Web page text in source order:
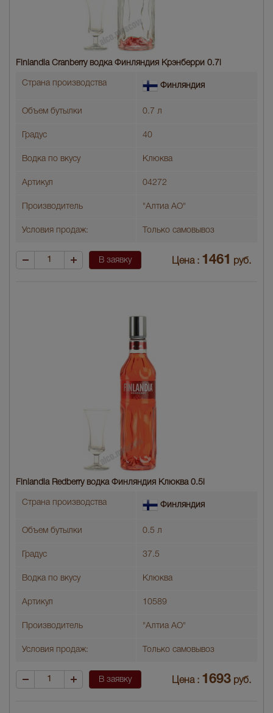
Finlandia Cranberry водка Финляндия Крэнберри 0.7l
Страна производства Финляндия
Объем бутылки 0.7 л
Градус 40
Водка по вкусу Клюква
Артикул 04272
Производитель "Алтиа АО"
Условия продаж: Только самовывоз
В заявку Цена : 1461 руб.
Finlandia Redberry водка Финляндия Клюква 0.5l
Страна производства Финляндия
Объем бутылки 0.5 л
Градус 37.5
Водка по вкусу Клюква
Артикул 10589
Производитель "Алтиа АО"
Условия продаж: Только самовывоз
В заявку Цена : 1693 руб.